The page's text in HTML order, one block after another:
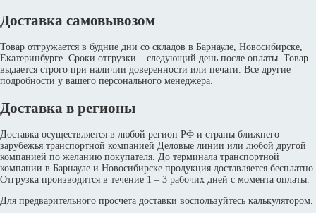
Доставка самовывозом
Товар отгружается в будние дни со складов в Барнауле, Новосибирске,
Екатеринбурге. Сроки отгрузки – следующий день после оплаты. Товар
выдается строго при наличии доверенности или печати. Все другие
подробности у вашего персонального менеджера.
Доставка в регионы
Доставка осуществляется в любой регион РФ и страны ближнего
зарубежья транспортной компанией Деловые линии или любой другой
компанией по желанию покупателя. До терминала транспортной
компании в Барнауле и Новосибирске продукция доставляется бесплатно.
Отгрузка производится в течение 1 – 3 рабочих дней с момента оплаты.
Для предварительного просчета доставки воспользуйтесь калькулятором.